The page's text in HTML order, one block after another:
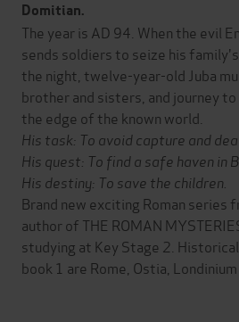
Domitian.
The year is AD 94. When the evil
sends soldiers to seize his
the night, twelve-year-old Juba
brother and sisters, and journey
the edge of the known world.
His task: To avoid capture and
His quest: To find a safe haven in
His destiny: To save the children.
Brand new exciting Roman series
author of THE ROMAN
studying at Key Stage 2.
book 1 are Rome, Ostia, Londinium